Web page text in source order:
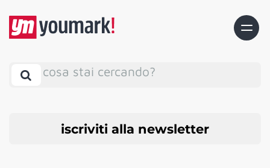
cosa stai cercando?
iscriviti alla newsletter